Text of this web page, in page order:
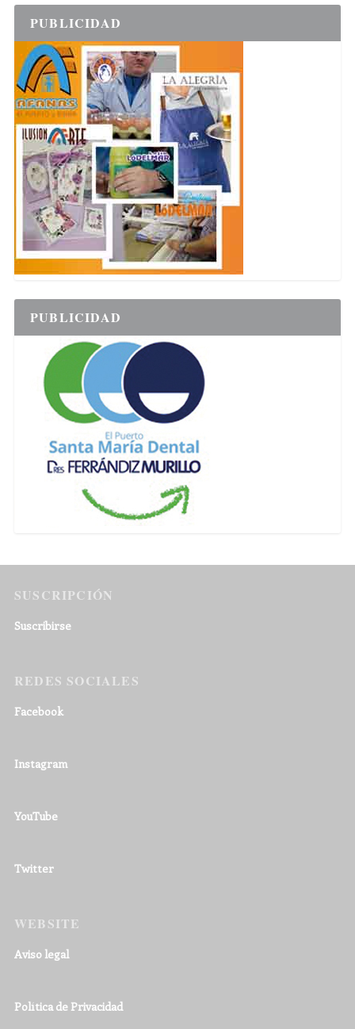
PUBLICIDAD
PUBLICIDAD
SUSCRIPCIÓN
Suscribirse
REDES SOCIALES
Facebook
Instagram
YouTube
Twitter
WEBSITE
Aviso legal
Política de Privacidad